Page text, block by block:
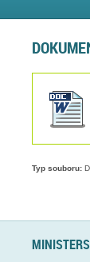
Typ souboru: